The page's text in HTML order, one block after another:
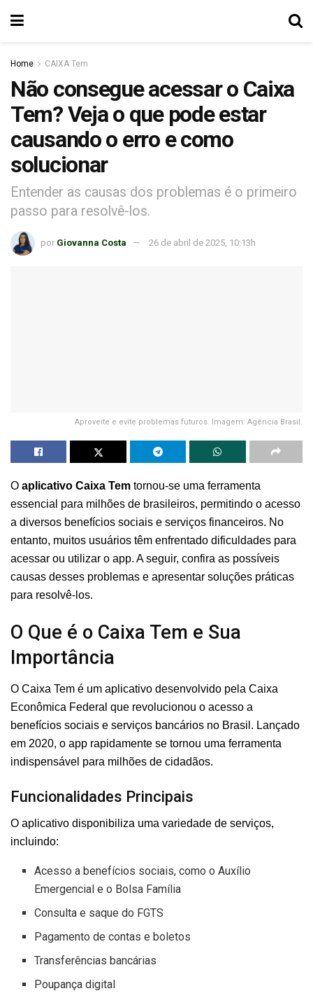
Home CAIXA Tem
Não consegue acessar o Caixa
Tem? Veja o que pode estar
causando o erro e como
solucionar
Entender as causas dos problemas é o primeiro
passo para resolvê-los.
por Giovanna Costa 26 de abril de 2025, 10:13h
Aproveite e evite problemas futuros. Imagem: Agência Brasil.
O aplicativo Caixa Tem tornou-se uma ferramenta
essencial para milhões de brasileiros, permitindo o acesso
a diversos benefícios sociais e serviços financeiros. No
entanto, muitos usuários têm enfrentado dificuldades para
acessar ou utilizar o app. A seguir, confira as possíveis
causas desses problemas e apresentar soluções práticas
para resolvê-los.
O Que é o Caixa Tem e Sua
Importância
O Caixa Tem é um aplicativo desenvolvido pela Caixa
Econômica Federal que revolucionou o acesso a
benefícios sociais e serviços bancários no Brasil. Lançado
em 2020, o app rapidamente se tornou uma ferramenta
indispensável para milhões de cidadãos.
Funcionalidades Principais
O aplicativo disponibiliza uma variedade de serviços,
incluindo:
Acesso a benefícios sociais, como o Auxílio
Emergencial e o Bolsa Família
Consulta e saque do FGTS
Pagamento de contas e boletos
Transferências bancárias
Poupança digital